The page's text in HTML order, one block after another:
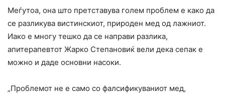
Меѓутоа, она што претставува голем проблем е како да
се разликува вистинскиот, природен мед од лажниот.
Иако е многу тешко да се направи разлика,
апитерапевтот Жарко Степановиќ вели дека сепак е
можно и даде основни насоки.
„Проблемот не е само со фалсификуваниот мед,